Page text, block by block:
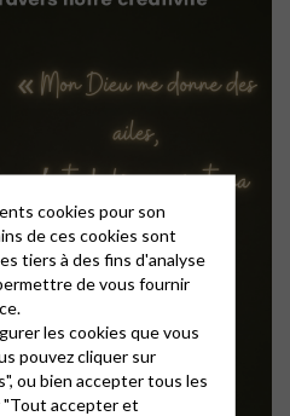
cookies pour son
de ces cookies sont
tiers à des fins d'analyse
de vous fournir
les cookies que vous
pouvez cliquer sur
ou bien accepter tous les
"Tout accepter et